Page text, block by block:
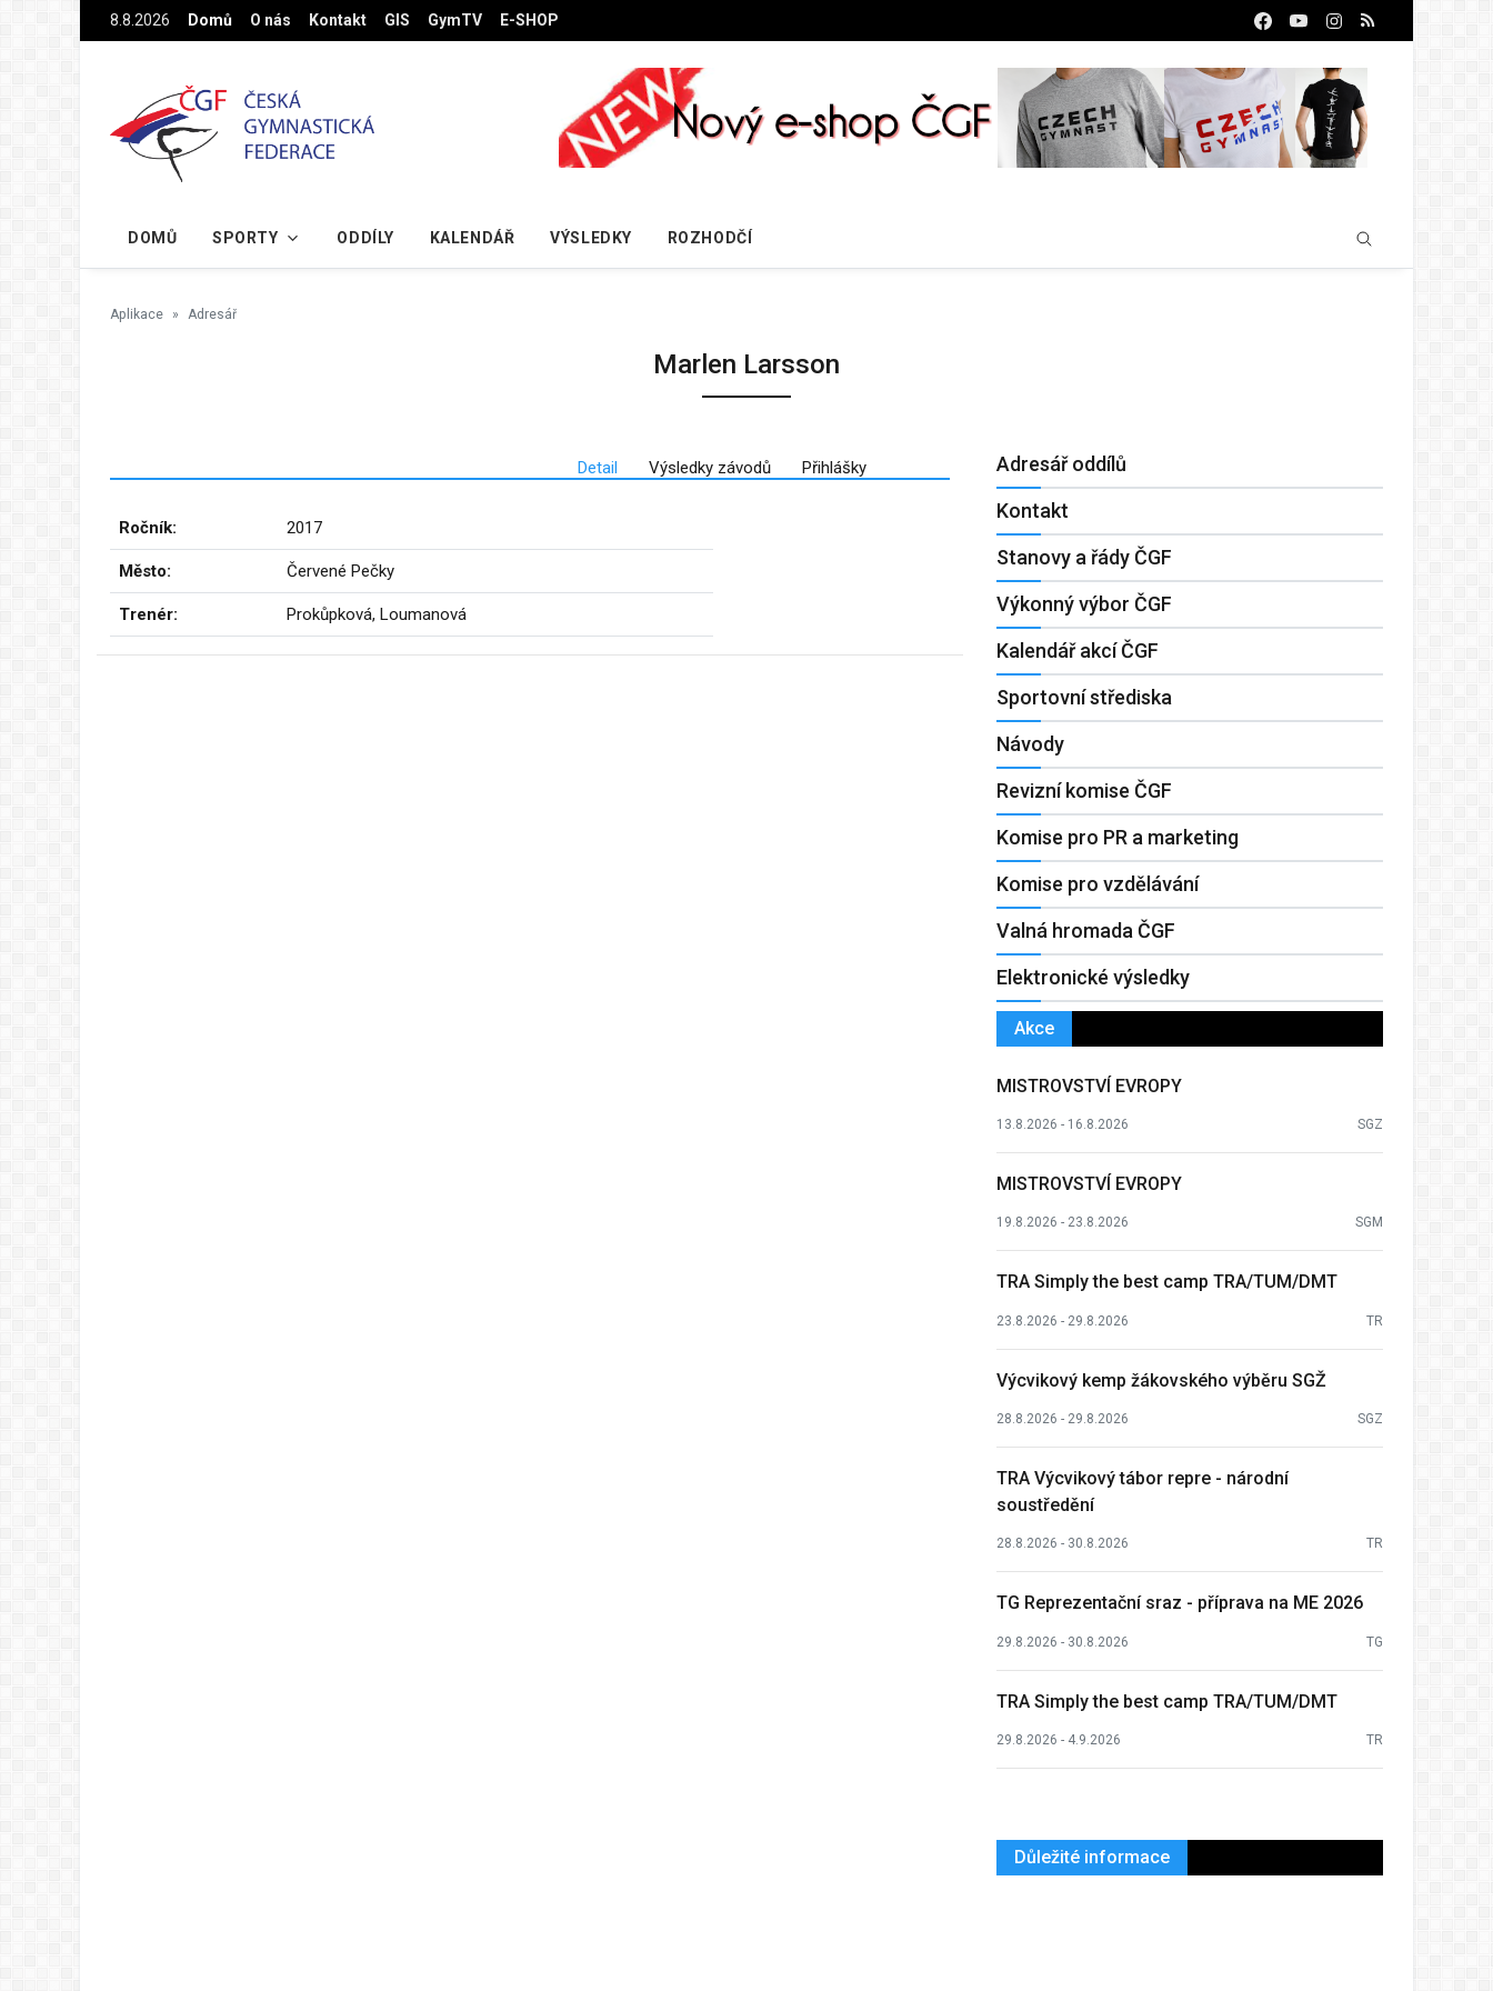
Na hlavní obsah8.8.2026 Domů O nás Kontakt GIS GymTV E-SHOP
DOMŮ SPORTY ODDÍLY KALENDÁŘ VÝSLEDKY ROZHODČÍ
Aplikace Adresář
Marlen Larsson
Detail Výsledky závodů Přihlášky
Ročník: 2017
Město: Červené Pečky
Trenér: Prokůpková, Loumanová
Adresář oddílů
Kontakt
Stanovy a řády ČGF
Výkonný výbor ČGF
Kalendář akcí ČGF
Sportovní střediska
Návody
Revizní komise ČGF
Komise pro PR a marketing
Komise pro vzdělávání
Valná hromada ČGF
Elektronické výsledky
Akce
MISTROVSTVÍ EVROPY
13.8.2026 - 16.8.2026 SGZ
MISTROVSTVÍ EVROPY
19.8.2026 - 23.8.2026 SGM
TRA Simply the best camp TRA/TUM/DMT
23.8.2026 - 29.8.2026 TR
Výcvikový kemp žákovského výběru SGŽ
28.8.2026 - 29.8.2026 SGZ
TRA Výcvikový tábor repre - národní
soustředění
28.8.2026 - 30.8.2026 TR
TG Reprezentační sraz - příprava na ME 2026
29.8.2026 - 30.8.2026 TG
TRA Simply the best camp TRA/TUM/DMT
29.8.2026 - 4.9.2026 TR
Důležité informace